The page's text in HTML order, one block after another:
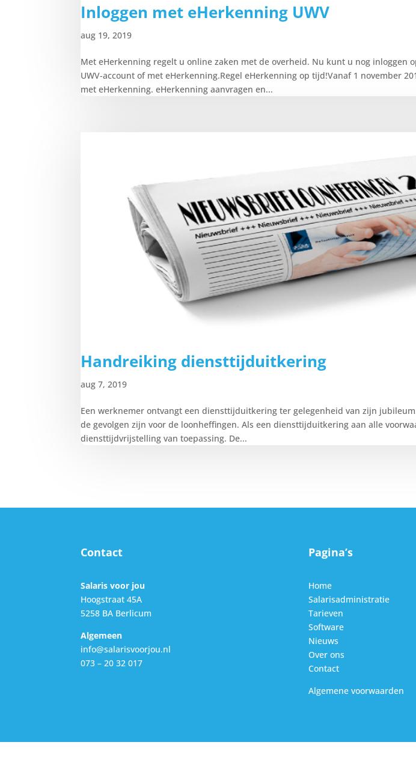
Inloggen met eHerkenning UWV
aug 19, 2019
Met eHerkenning regelt u online zaken met de overheid. Nu kunt u nog inloggen
UWV-account of met eHerkenning.Regel eHerkenning op tijd!Vanaf 1 november
met eHerkenning. eHerkenning aanvragen en...
Handreiking diensttijduitkering
aug 7, 2019
Een werknemer ontvangt een diensttijduitkering ter gelegenheid van zijn
de gevolgen zijn voor de loonheffingen. Als een diensttijduitkering aan alle
diensttijdvrijstelling van toepassing. De...
Contact
Salaris voor jou
Hoogstraat 45A
5258 BA Berlicum
Algemeen
info@salarisvoorjou.nl
073 – 20 32 017
Pagina’s
Home
Salarisadministratie
Tarieven
Software
Nieuws
Over ons
Contact
Algemene voorwaarden